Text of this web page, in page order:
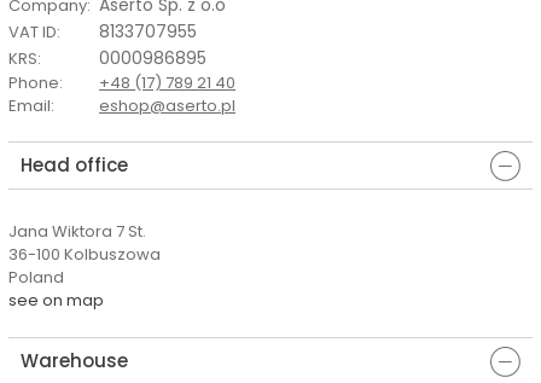
Company: Aserto Sp. z o.o
VAT ID: 8133707955
KRS: 0000986895
Phone:
+48 (17) 789 21 40
Email: eshop@aserto.pl
Head office
Jana Wiktora 7 St.
36-100 Kolbuszowa
Poland
see on map
Warehouse